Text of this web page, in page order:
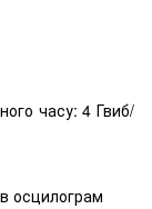
часу: 4 Гвиб/
осцилограм